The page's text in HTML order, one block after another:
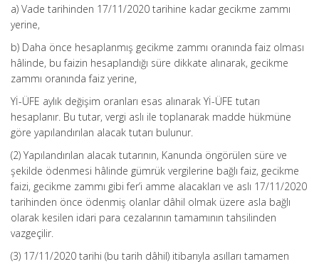
a) Vade tarihinden 17/11/2020 tarihine kadar gecikme zammı
yerine,
b) Daha önce hesaplanmış gecikme zammı oranında faiz olması
hâlinde, bu faizin hesaplandığı süre dikkate alınarak, gecikme
zammı oranında faiz yerine,
Yİ-ÜFE aylık değişim oranları esas alınarak Yİ-ÜFE tutarı
hesaplanır. Bu tutar, vergi aslı ile toplanarak madde hükmüne
göre yapılandırılan alacak tutarı bulunur.
(2) Yapılandırılan alacak tutarının, Kanunda öngörülen süre ve
şekilde ödenmesi hâlinde gümrük vergilerine bağlı faiz, gecikme
faizi, gecikme zammı gibi fer’i amme alacakları ve aslı 17/11/2020
tarihinden önce ödenmiş olanlar dâhil olmak üzere asla bağlı
olarak kesilen idari para cezalarının tamamının tahsilinden
vazgeçilir.
(3) 17/11/2020 tarihi (bu tarih dâhil) itibarıyla asılları tamamen